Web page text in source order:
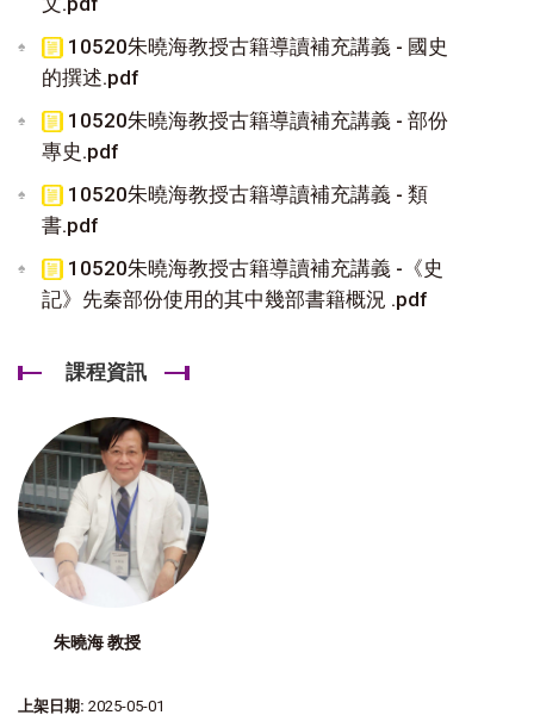
10520朱曉海教授古籍導讀補充講義 - 國史
的撰述.pdf
10520朱曉海教授古籍導讀補充講義 - 部份
專史.pdf
10520朱曉海教授古籍導讀補充講義 - 類
書.pdf
10520朱曉海教授古籍導讀補充講義 -《史
記》先秦部份使用的其中幾部書籍概況 .pdf
課程資訊
朱曉海 教授
上架日期: 2025-05-01